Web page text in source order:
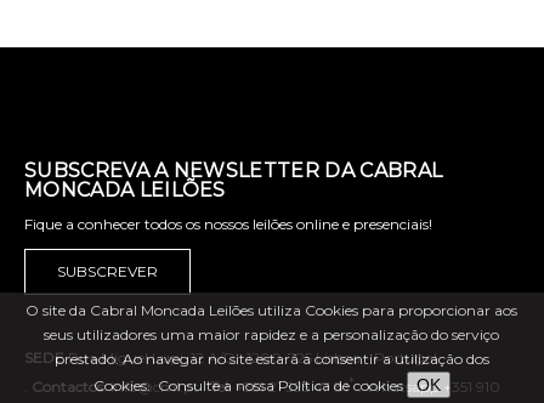
O site da Cabral Moncada Leilões utiliza Cookies para proporcionar aos
seus utilizadores uma maior rapidez e a personalização do serviço
prestado. Ao navegar no site estará a consentir a utilização dos
Cookies. Consulte a nossa Política de cookies OK
SUBSCREVA A NEWSLETTER DA CABRAL
MONCADA LEILÕES
Fique a conhecer todos os nossos leilões online e presenciais!
SUBSCREVER
SEDERua Miguel Lupi, 12 A/D . 1200-725 Lisboa - Portugal
Contactos: info@cml.pt .Tel. +351 21 395 47 81*. Whatsapp +351 910